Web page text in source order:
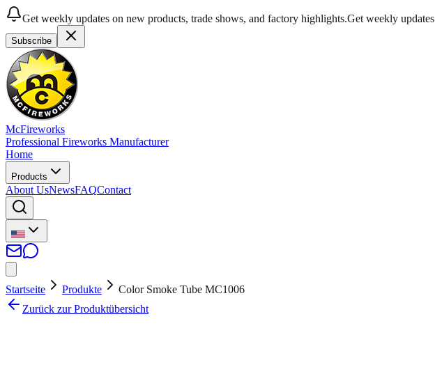
Get weekly updates on new products, trade shows, and factory highlights.Get weekly updates
Subscribe
McFireworks
Professional Fireworks Manufacturer
Home
Products
About UsNewsFAQContact
Startseite Produkte
Color Smoke Tube MC1006
Zurück zur Produktübersicht